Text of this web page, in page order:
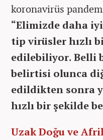
koronavirüs
“Elimizde daha
tip virüsler hızlı
edilebiliyor. Belli
belirtisi olunca
edildikten sonra
hızlı bir şekilde
Uzak Doğu ve